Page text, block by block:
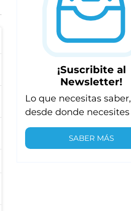
¡Suscribite al
Newsletter!
Lo que necesitas saber,
desde donde necesites
SABER MÁS